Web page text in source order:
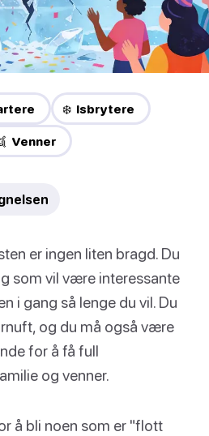
❄️ Isbrytere
Venner
er ingen liten bragd. Du
som vil være interessante
i gang så lenge du vil. Du
og du må også være
for å få full
og venner.
å bli noen som er "flott